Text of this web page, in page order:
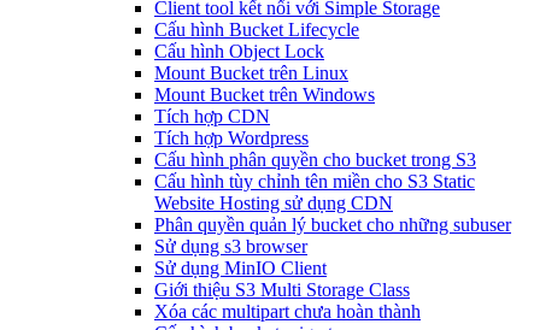
Client tool kết nối với Simple Storage
Cấu hình Bucket Lifecycle
Cấu hình Object Lock
Mount Bucket trên Linux
Mount Bucket trên Windows
Tích hợp CDN
Tích hợp Wordpress
Cấu hình phân quyền cho bucket trong S3
Cấu hình tùy chỉnh tên miền cho S3 Static
Website Hosting sử dụng CDN
Phân quyền quản lý bucket cho những subuser
Sử dụng s3 browser
Sử dụng MinIO Client
Giới thiệu S3 Multi Storage Class
Xóa các multipart chưa hoàn thành